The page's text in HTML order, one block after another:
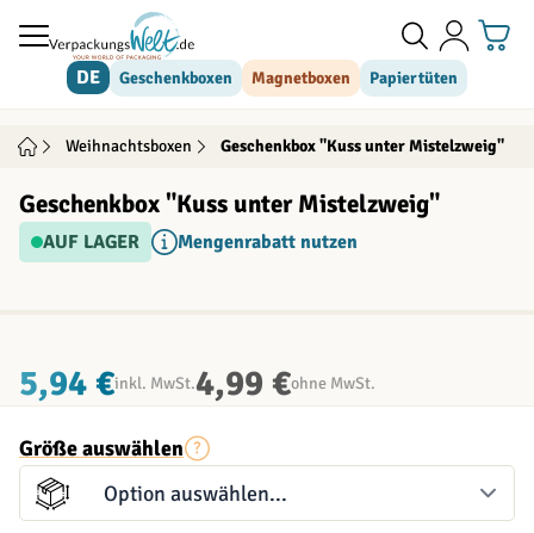
Direkt zum Inhalt
DE Geschenkboxen Magnetboxen Papiertüten
Weihnachtsboxen Geschenkbox "Kuss unter Mistelzweig"
Geschenkbox "Kuss unter Mistelzweig"
AUF LAGER Mengenrabatt nutzen
5,94 €inkl. MwSt.4,99 €ohne MwSt.
Größe auswählen